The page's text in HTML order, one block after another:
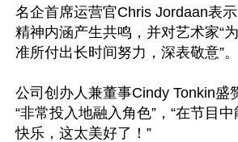
名企首席运营官Chris Jordaan表
精神内涵产生共鸣，并对艺术家“
准所付出长时间努力，深表敬意”。
公司创办人兼董事Cindy Tonkin盛
“非常投入地融入角色”，“在节目
快乐，这太美好了！”